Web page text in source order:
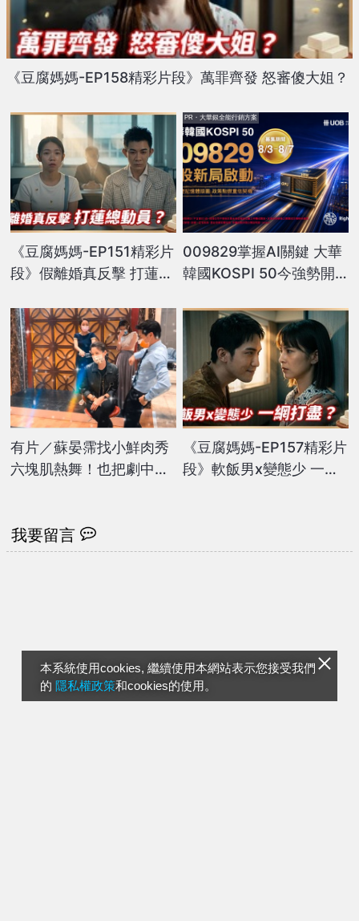
本系統使用cookies, 繼續使用本網站表示您接受我們
的 隱私權政策和cookies的使用。
《豆腐媽媽-EP158精彩片段》萬罪齊發 怒審傻大姐？
《豆腐媽媽-EP151精彩片
段》假離婚真反擊 打蓮總
009829掌握AI關鍵 大華
韓國KOSPI 50今強勢開
PR・大華銀全能行銷方案
有片／蘇晏霈找小鮮肉秀
六塊肌熱舞！也把劇中爸
《豆腐媽媽-EP157精彩片
段》軟飯男x變態少 一網
我要留言